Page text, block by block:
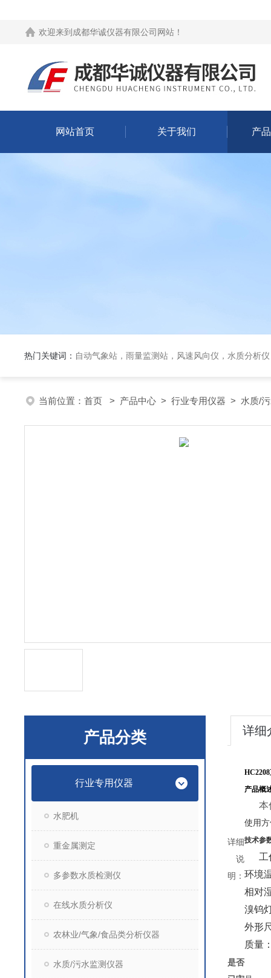
欢迎来到 成都华诚仪器有限公司网站 ！
网站首页 关于我们 产
热门关键词： 自动气象站，雨量监测站，风速风向仪，水质分析
当前位置： 首页 > 产品中心 > 行业专用仪器 > 水质/
产品分类
行业专用仪器
水肥机
重金属测定
多参数水质检测仪
在线水质分析仪
农林业/气象/食品类分析仪器
水质/污水监测仪器
详细
详细
说
明：
产品概
本
使用
技术参
工
环境
相对
溴钨
外形
质量
是否